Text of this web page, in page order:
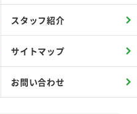
スタッフ紹介
サイトマップ
お問い合わせ